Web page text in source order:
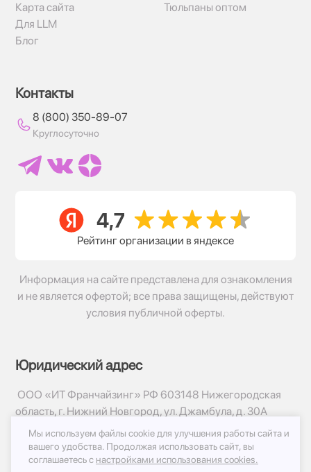
Карта сайта
Для LLM
Блог
Тюльпаны оптом
Контакты
8 (800) 350-89-07
Круглосуточно
Рейтинг организации в яндексе
Информация на сайте представлена для ознакомления
и не является офертой; все права защищены, действуют
условия публичной оферты.
Юридический адрес
ООО «ИТ Франчайзинг» РФ 603148 Нижегородская
область, г. Нижний Новгород, ул. Джамбула, д. 30А
© 2017-2026г, База Цветов 24.ру
Политика конфиденциальности
Мы используем файлы cookie для улучшения работы сайта и
вашего удобства. Продолжая использовать сайт, вы
соглашаетесь с настройками использования cookies.